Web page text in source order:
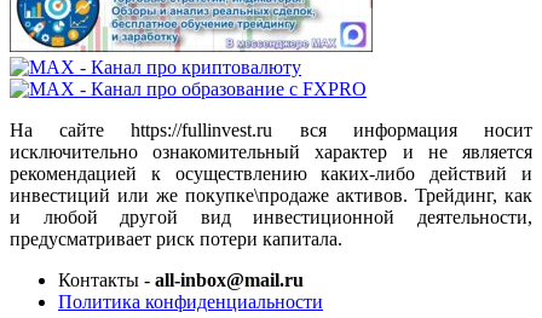
На сайте https://fullinvest.ru вся информация носит
исключительно ознакомительный характер и не является
рекомендацией к осуществлению каких-либо действий и
инвестиций или же покупке\продаже активов. Трейдинг, как
и любой другой вид инвестиционной деятельности,
предусматривает риск потери капитала.
Контакты - all-inbox@mail.ru
Политика конфиденциальности